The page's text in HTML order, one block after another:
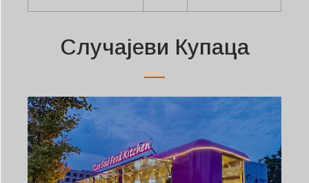
Случајеви Купаца